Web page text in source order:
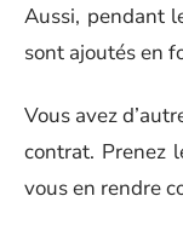
Aussi, pendant
sont ajoutés en
Vous avez
contrat. Prenez
vous en rendre